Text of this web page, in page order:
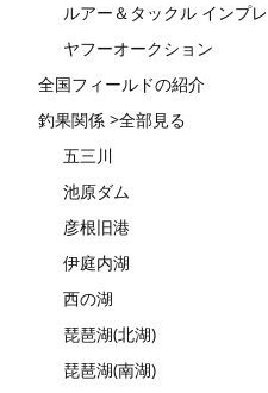
ルアー＆タックル インプレ
ヤフーオークション
全国フィールドの紹介
釣果関係 >全部見る
五三川
池原ダム
彦根旧港
伊庭内湖
西の湖
琵琶湖(北湖)
琵琶湖(南湖)